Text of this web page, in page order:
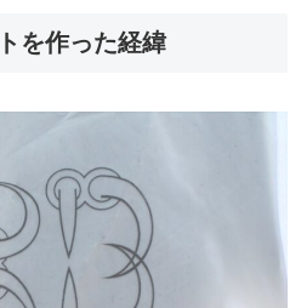
を作った経緯